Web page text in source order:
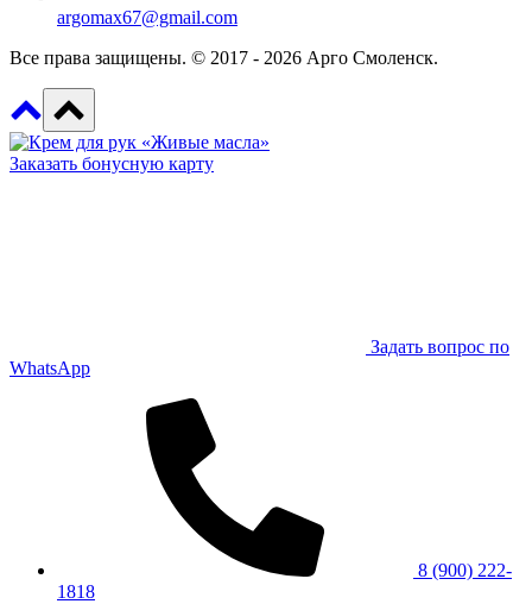
argomax67@gmail.com
Все права защищены. © 2017 - 2026 Арго Смоленск.
Заказать бонусную карту
Задать вопрос по
WhatsApp
8 (900) 222-
1818